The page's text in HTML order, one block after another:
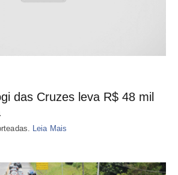
das Cruzes leva R$ 48 mil
Leia Mais